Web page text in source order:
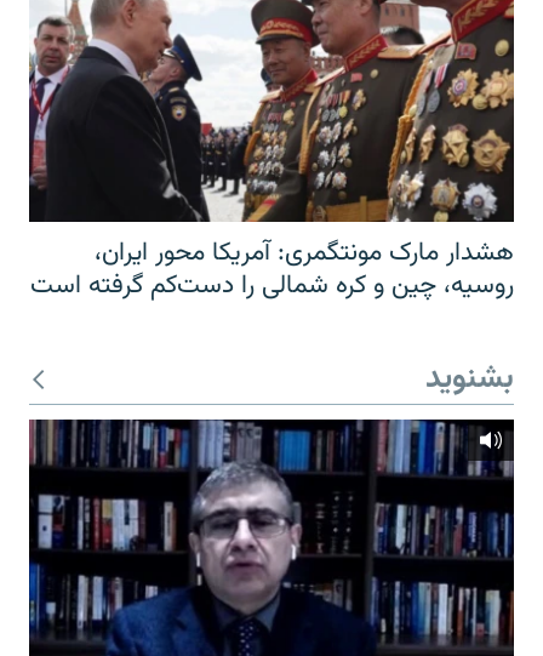
هشدار مارک مونتگمری: آمریکا محور ایران،
روسیه، چین و کره شمالی را دست‌کم گرفته است
بشنوید